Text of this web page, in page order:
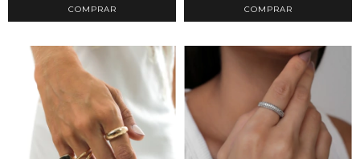
COMPRAR COMPRAR